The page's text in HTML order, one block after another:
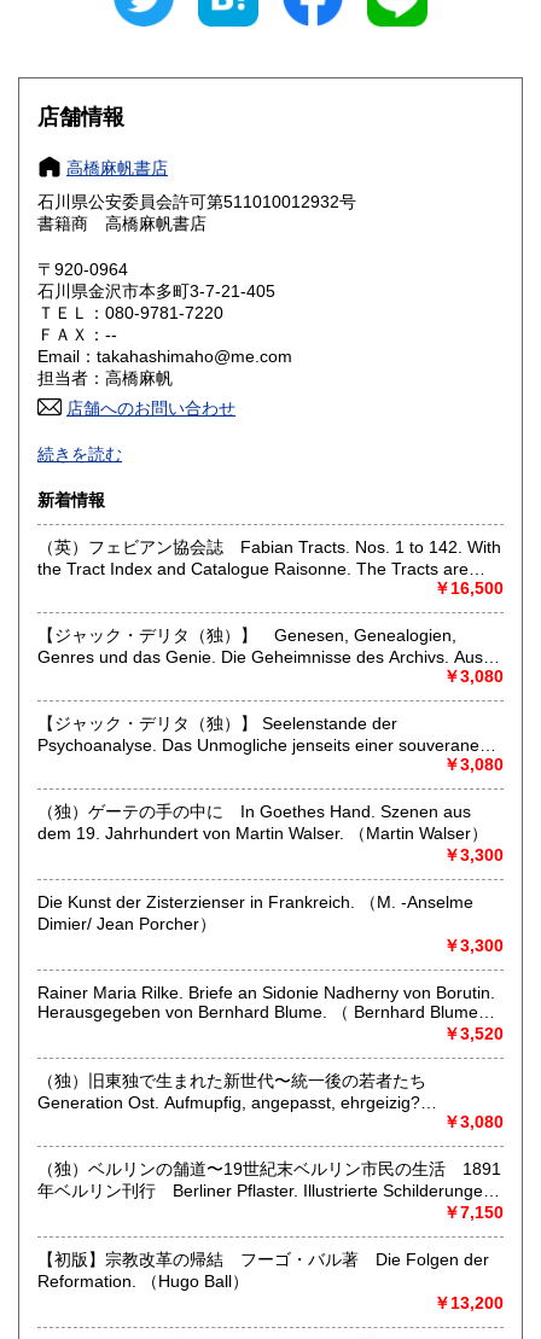
460円
大阪府
奈良県
鳥取県 460円 島根県
岡山県
山口県 460円
香川県 460円
高知県 460円
佐賀県
熊本県 460円 大分県 460円
宮崎県 460円 鹿児島県 460円
沖縄県 460円
店舗情報
高橋麻帆書店
石川県公安委員会許可第511010012932号
書籍商 高橋麻帆書店
〒920-0964
石川県金沢市本多町3-7-21-405
ＴＥＬ：080-9781-7220
ＦＡＸ：--
Email：takahashimaho@me.com
担当者：高橋麻帆
店舗へのお問い合わせ
ドイツ・オーストリアを中心とする西洋の文化とその受容に
かかわる古書籍、 文学、哲学、芸術、書誌、博物誌、地誌学
店舗はありませんが、現在、香林坊東急スクエア２階ヴィン
テージマーケット内で出店しております。開店時間；10:00-
20:00 住所；石川県金沢市香林坊２丁目１−１
https://takahashima.thebase.in/blog/2026/02/04/230224
Specialities;
German and austrian old and rare books, published in
architecture, music, photography, dance, theater, natural
science, travel and decorative arts (books and prints).
沿線名：-
最寄駅：-
営業時間：出張に出ております際にはご対応が遅くなること
があります。小規模の経営体制です。ご理解いただけますよ
うお願いいたします。
定休日：-
買い取りのご相談お待ちしております。
弊店は洋書が専門ですので、特に洋書のご整理をお考えの方
取り扱い分野
哲学宗教、美術工芸、外国文学、外国書、古書一般（その
続きを読む
新着情報
（英）フェビアン協会誌 Fabian Tracts. Nos. 1 to 142. With
the Tract Index and Catalogue Raisonne. The Tracts are
bound in oder of Number, Those Missing are out of Print or
1909.. To be Obtained at The Fabian Office, 3 Clement's Inn,
Stand, W. G.5 7 13 14 15 20 23 28 29 32 37 38 40 4142 44
45 48 51 54 62 64 69 70 72 75 78 79 82 83 84 85 86 87 90
91 92 93 94 95 97 98 99 102 104 107 108 109 111 112 113
115 116 118 119 121 122 123 124 126 127 128 129 130
131 132 133 134 135 136 137 138 139 140 141 142
￥16,500
【ジャック・デリタ（独）】 Genesen, Genealogien,
Genres und das Genie. Die Geheimnisse des Archivs. Aus
dem Franzosischen von Markus Sedlaczek. Herausgegeben
￥3,080
【ジャック・デリタ（独）】 Seelenstande der
Psychoanalyse. Das Unmogliche jenseits einer souveranen
Sorbonne in Paris. Aus dem Franzosischen von Hans- Dieter
Gondek. （Jacques Derrida）
￥3,080
（独）ゲーテの手の中に In Goethes Hand. Szenen aus
dem 19. Jahrhundert von Martin Walser. （Martin Walser）
￥3,300
Die Kunst der Zisterzienser in Frankreich. （M. -Anselme
Dimier/ Jean Porcher）
￥3,300
Rainer Maria Rilke. Briefe an Sidonie Nadherny von Borutin.
Herausgegeben von Bernhard Blume. （ Bernhard Blume
￥3,520
（独）旧東独で生まれた新世代〜統一後の若者たち
Generation Ost. Aufmupfig, angepasst, ehrgeizig?
Jugendliche nach der Wende. Zwolf Selbstaussagen. Mit
Billerbeck）
￥3,080
（独）ベルリンの舗道〜19世紀末ベルリン市民の生活 1891
年ベルリン刊行 Berliner Pflaster. Illustrierte Schilderungen
(hg.)）
￥7,150
【初版】宗教改革の帰結 フーゴ・バル著 Die Folgen der
Reformation. （Hugo Ball）
￥13,200